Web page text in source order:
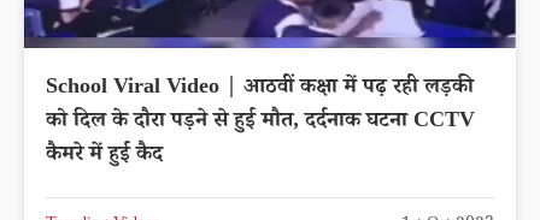
School Viral Video | आठवीं कक्षा में पढ़ रही लड़की
को दिल के दौरा पड़ने से हुई मौत, दर्दनाक घटना CCTV
कैमरे में हुई कैद